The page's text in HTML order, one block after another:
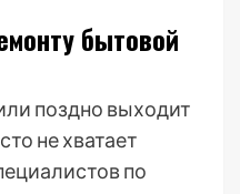
бытовой
поздно выходит
не хватает
по